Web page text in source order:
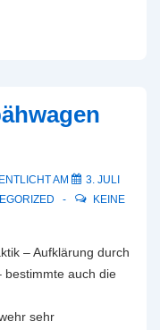
AM
3. JULI
KEINE
– Aufklärung durch
bestimmte auch die
sehr